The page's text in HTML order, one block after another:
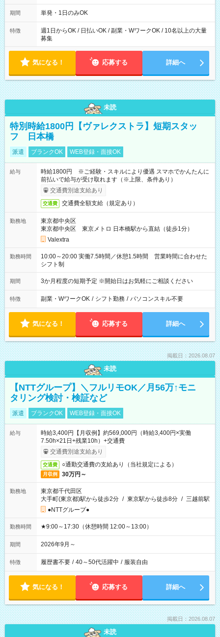
～21：00
期間 単発・1日のみOK
特徴
週1日からOK / 日払いOK / 副業・WワークOK / 10名以上の大量
募集
気になる！ 応募する 詳細へ
未読
特別時給1800円【ヴァレクストラ】短期スタッ
フ 日本橋
派遣 ブランクOK WEB登録・面接OK
給与
時給1800円 ※ご経験・スキルにより優遇 スマホでかんたんに
前払いで給与が受け取れます（※上限、条件あり）
交通費別途支給あり
交通費 交通費全額支給（規定あり）
勤務地
東京都中央区
東京都中央区 東京メトロ 日本橋駅から直結（徒歩1分）
Valextra
勤務時間
10:00～20:00 実働7.5時間／休憩1.5時間 営業時間に合わせた
シフト制
期間 3か月程度の短期予定 ※開始日はお気軽にご相談ください
特徴 副業・WワークOK / シフト勤務 / パソコンスキル不要
気になる！ 応募する 詳細へ
掲載日：2026.08.07
未読
【NTTグループ】＼フルリモOK／月56万↑モニ
タリング検討・検証など
派遣 ブランクOK WEB登録・面接OK
給与
時給3,400円【月収例】約569,000円（時給3,400円×実働
7.50h×21日+残業10h）+交通費
交通費別途支給あり
交通費 ○通勤交通費の支給あり（当社規定による）
月収例 30万円～
勤務地
東京都千代田区
大手町(東京都)駅から徒歩2分 / 東京駅から徒歩8分 / 三越前駅
●NTTグループ●
勤務時間 ★9:00～17:30（休憩時間 12:00～13:00）
期間 2026年9月～
特徴 履歴書不要 / 40～50代活躍中 / 服装自由
気になる！ 応募する 詳細へ
掲載日：2026.08.07
未読